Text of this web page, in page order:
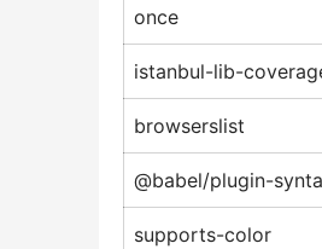
once
istanbul-lib-
browserslist
@babel/plugin-
supports-color